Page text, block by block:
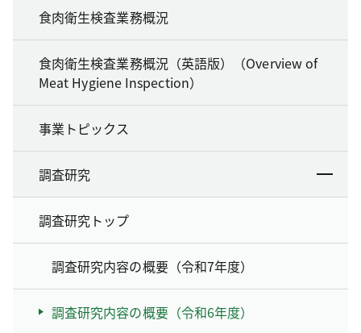
食肉衛生検査業務概況
食肉衛生検査業務概況（英語版）（Overview of
Meat Hygiene Inspection）
事業トピックス
調査研究
調査研究トップ
調査研究内容の概要（令和7年度）
調査研究内容の概要（令和6年度）